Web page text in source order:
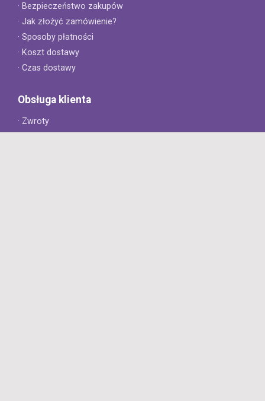
· Bezpieczeństwo zakupów
· Jak złożyć zamówienie?
· Sposoby płatności
· Koszt dostawy
· Czas dostawy
Obsługa klienta
· Zwroty